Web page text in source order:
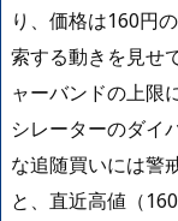
り、価格は160円
索する動きを見せ
ャーバンドの上限
シレーターのダイ
な追随買いには警
と、直近高値（